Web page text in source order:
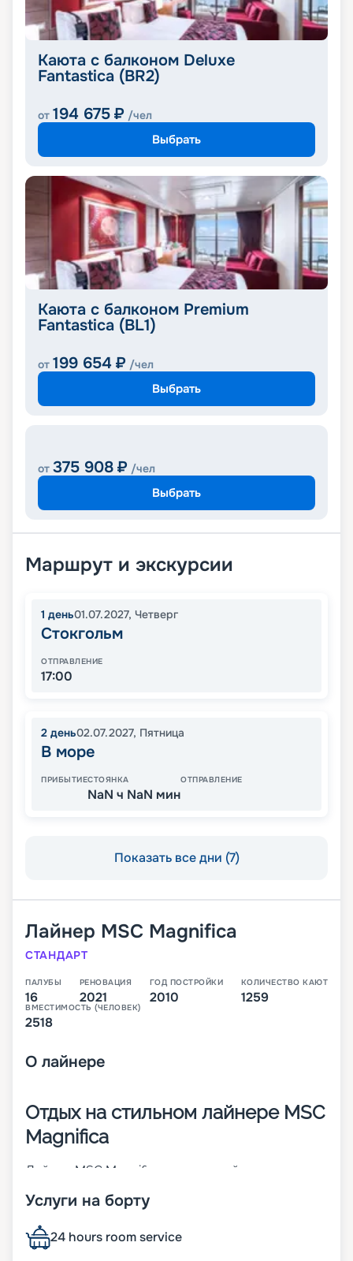
Каюта с балконом Deluxe
Fantastica (BR2)
от 194 675 ₽ /чел
Выбрать
Каюта с балконом Premium
Fantastica (BL1)
от 199 654 ₽ /чел
Выбрать
от 375 908 ₽ /чел
Выбрать
Маршрут и экскурсии
1 день01.07.2027, Четверг
Стокгольм
ОТПРАВЛЕНИЕ
17:00
2 день02.07.2027, Пятница
В море
ПРИБЫТИЕСТОЯНКА
NaN ч NaN мин
ОТПРАВЛЕНИЕ
Показать все дни (7)
Лайнер MSC Magnifica
СТАНДАРТ
ПАЛУБЫ
16
РЕНОВАЦИЯ
2021
ГОД ПОСТРОЙКИ
2010
КОЛИЧЕСТВО КАЮТ
1259
ВМЕСТИМОСТЬ (ЧЕЛОВЕК)
2518
О лайнере
Отдых на стильном лайнере MSC
Magnifica
Лайнер MSC Magnifica – четвертый
в 2010 году, а через 11 лет проведена его
корабля дополняется стильными интерьерами.
Всего на борту предусмотрено 1 259 кают разных
Услуги на борту
24 hours room service